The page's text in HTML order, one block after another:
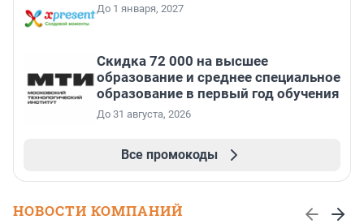
До 1 января, 2027
Скидка 72 000 на высшее
образование и среднее специальное
образование в первый год обучения
До 31 августа, 2026
Все промокоды
НОВОСТИ КОМПАНИЙ